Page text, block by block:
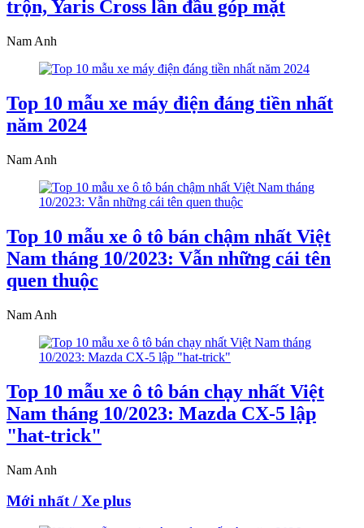
trộn, Yaris Cross lần đầu góp mặt
Nam Anh
Top 10 mẫu xe máy điện đáng tiền nhất
năm 2024
Nam Anh
Top 10 mẫu xe ô tô bán chậm nhất Việt
Nam tháng 10/2023: Vẫn những cái tên
quen thuộc
Nam Anh
Top 10 mẫu xe ô tô bán chạy nhất Việt
Nam tháng 10/2023: Mazda CX-5 lập
"hat-trick"
Nam Anh
Mới nhất / Xe plus